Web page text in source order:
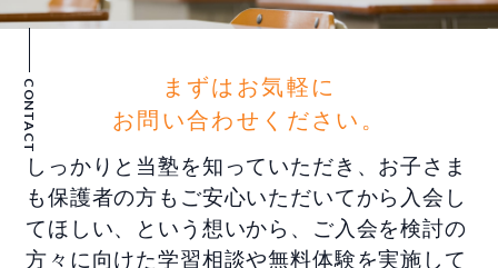
CONTACT
まずはお気軽に
お問い合わせください。
しっかりと当塾を知っていただき、お子さま
も保護者の方もご安心いただいてから入会し
てほしい、という想いから、ご入会を検討の
方々に向けた学習相談や無料体験を実施して